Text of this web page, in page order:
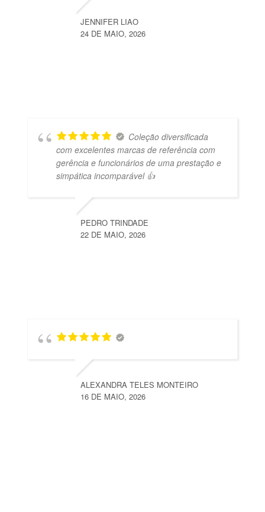
JENNIFER LIAO
24 DE MAIO, 2026
Coleção diversificada
com excelentes marcas de referência com
gerência e funcionários de uma prestação e
simpática incomparável 👍
PEDRO TRINDADE
22 DE MAIO, 2026
ALEXANDRA TELES MONTEIRO
16 DE MAIO, 2026